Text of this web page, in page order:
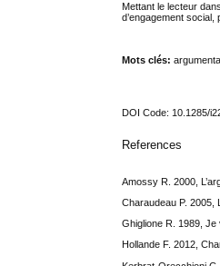
Mettant le lecteur
d’engagement
Mots clés:
DOI Code: 10.1285/
References
Amossy R. 2000,
Charaudeau P. 2005,
Ghiglione R. 1989, Je
Hollande F. 2012,